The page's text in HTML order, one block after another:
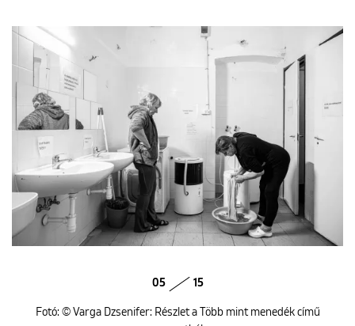
05 15
Fotó: © Varga Dzsenifer: Részlet a Több mint menedék című